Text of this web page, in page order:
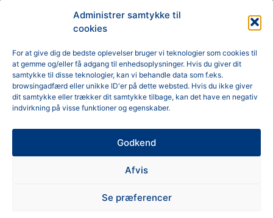
Administrer samtykke til
cookies
For at give dig de bedste oplevelser bruger vi teknologier som cookies til
at gemme og/eller få adgang til enhedsoplysninger. Hvis du giver dit
samtykke til disse teknologier, kan vi behandle data som f.eks.
browsingadfærd eller unikke ID'er på dette websted. Hvis du ikke giver
dit samtykke eller trækker dit samtykke tilbage, kan det have en negativ
indvirkning på visse funktioner og egenskaber.
Godkend
Afvis
Se præferencer
Reklamation
Generelle Handelsbetingelser
Privatlivspolitik